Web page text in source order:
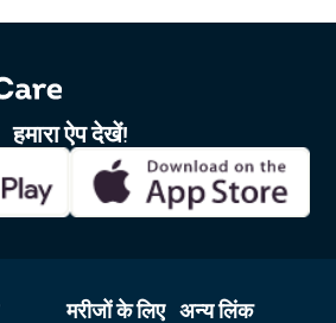
हमारा ऐप देखें!
मरीजों के लिए अन्य लिंक